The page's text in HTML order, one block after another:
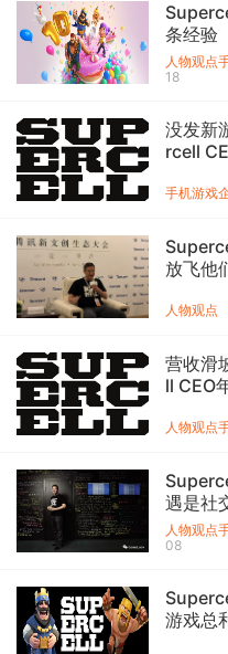
条经验
人物观点
18
没发新
rcell
手机游戏
放飞他
人物观点
营收滑
ll CEO
人物观点
遇是社
人物观点
08
游戏总